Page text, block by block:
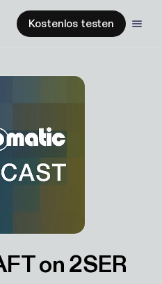
Kostenlos testen
on 2SER